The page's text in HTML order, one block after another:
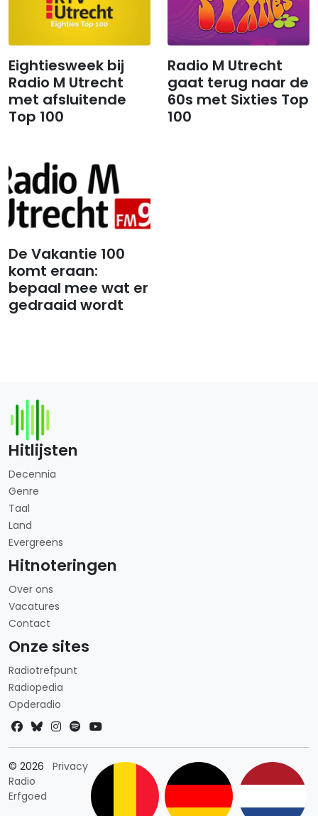
Eightiesweek bij
Radio M Utrecht
met afsluitende
Top 100
Radio M Utrecht
gaat terug naar de
60s met Sixties Top
100
De Vakantie 100
komt eraan:
bepaal mee wat er
gedraaid wordt
Hitlijsten
Decennia
Genre
Taal
Land
Evergreens
Hitnoteringen
Over ons
Vacatures
Contact
Onze sites
Radiotrefpunt
Radiopedia
Opderadio
© 2026
Radio
Erfgoed
PrivacyLandkeuze